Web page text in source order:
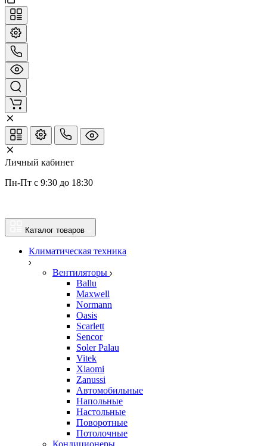
Личный кабинет
Пн-Пт с 9:30 до 18:30
Каталог товаров
Климатическая техника
Вентиляторы
Ballu
Maxwell
Normann
Oasis
Scarlett
Sencor
Soler Palau
Vitek
Xiaomi
Zanussi
Автомобильные
Напольные
Настольные
Поворотные
Потолочные
Кондиционеры